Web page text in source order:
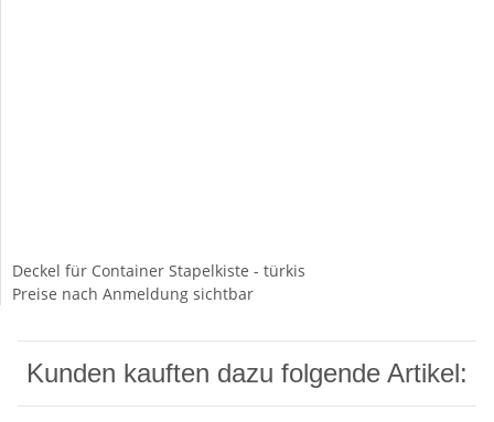
Deckel für Container Stapelkiste - türkis
Preise nach Anmeldung sichtbar
Kunden kauften dazu folgende Artikel: